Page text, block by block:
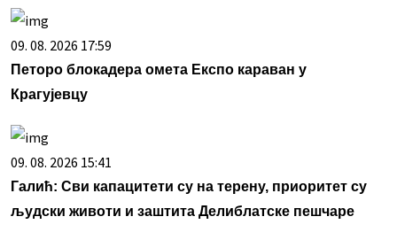
09. 08. 2026 17:59
Петоро блокадера омета Експо караван у
Крагујевцу
09. 08. 2026 15:41
Галић: Сви капацитети су на терену, приоритет су
људски животи и заштита Делиблатске пешчаре